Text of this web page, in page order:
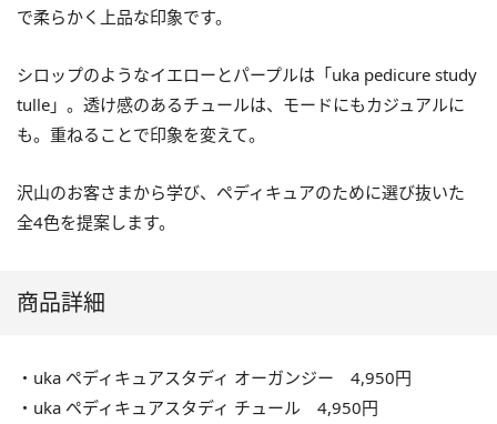
で柔らかく上品な印象です。
シロップのようなイエローとパープルは「uka pedicure study
tulle」。透け感のあるチュールは、モードにもカジュアルに
も。重ねることで印象を変えて。
沢山のお客さまから学び、ペディキュアのために選び抜いた
全4色を提案します。
商品詳細
・uka ペディキュアスタディ オーガンジー 4,950円
・uka ペディキュアスタディ チュール 4,950円